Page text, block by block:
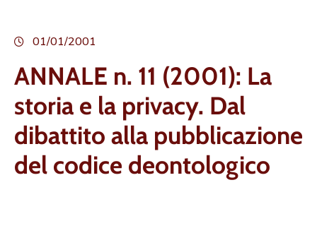
01/01/2001
ANNALE n. 11 (2001): La
storia e la privacy. Dal
dibattito alla pubblicazione
del codice deontologico